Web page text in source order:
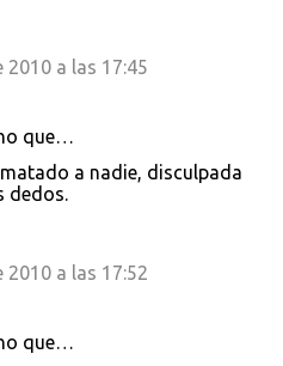
2010 a las 17:45
que…
a nadie, disculpada
dedos.
2010 a las 17:52
que…